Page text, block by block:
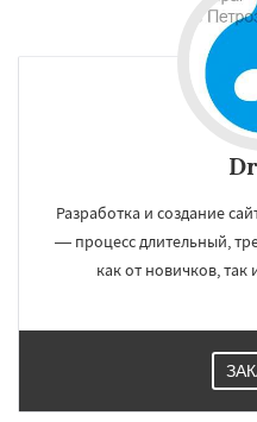
Разработка и создание
— процесс длительный,
как от новичков,